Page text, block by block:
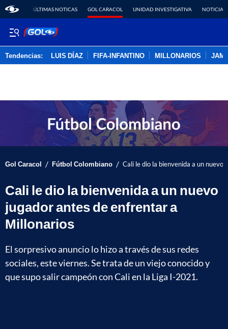
ÚLTIMAS NOTICAS GOL CARACOL UNIDAD INVESTIGATIVA NOTICIAS
Tendencias: LUIS DÍAZ FIFA-INFANTINO MILLONARIOS
Gol Caracol / Fútbol Colombiano / Cali le dio la bienvenida a un
Cali le dio la bienvenida a un nuevo
jugador antes de enfrentar a
Millonarios
El sorpresivo anuncio lo hizo a través de sus redes
sociales, este viernes. Se trata de un viejo conocido y
que supo salir campeón con Cali en la Liga I-2021.